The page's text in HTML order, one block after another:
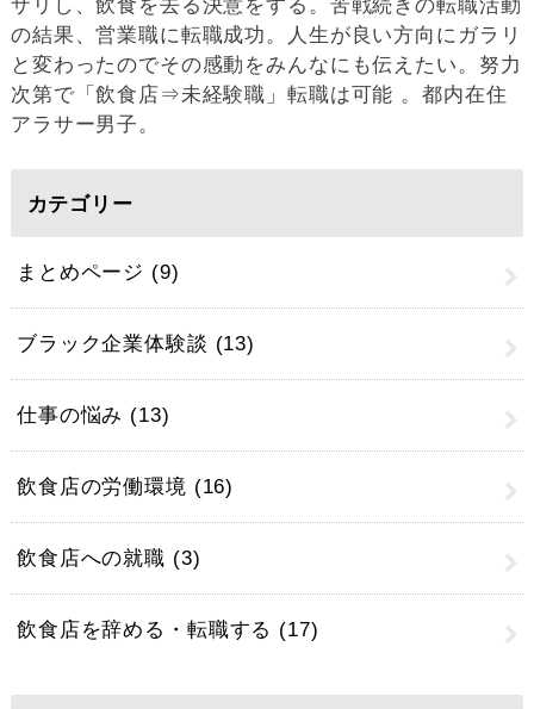
ザリし、飲食を去る決意をする。苦戦続きの転職活動
の結果、営業職に転職成功。人生が良い方向にガラリ
と変わったのでその感動をみんなにも伝えたい。努力
次第で「飲食店⇒未経験職」転職は可能 。都内在住
アラサー男子。
カテゴリー
まとめページ (9)
ブラック企業体験談 (13)
仕事の悩み (13)
飲食店の労働環境 (16)
飲食店への就職 (3)
飲食店を辞める・転職する (17)